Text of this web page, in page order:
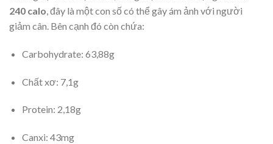
240 calo, đây là một con số có thể gây ám ảnh với người
giảm cân. Bên cạnh đó còn chứa:
Carbohydrate: 63,88g
Chất xơ: 7,1g
Protein: 2,18g
Canxi: 43mg